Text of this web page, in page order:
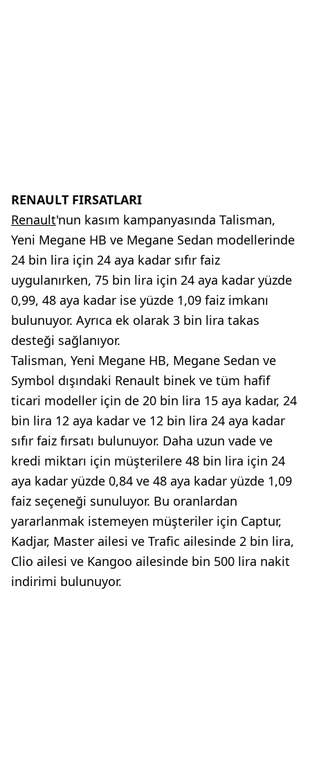
RENAULT FIRSATLARI
Renault'nun kasım kampanyasında Talisman,
Yeni Megane HB ve Megane Sedan modellerinde
24 bin lira için 24 aya kadar sıfır faiz
uygulanırken, 75 bin lira için 24 aya kadar yüzde
0,99, 48 aya kadar ise yüzde 1,09 faiz imkanı
bulunuyor. Ayrıca ek olarak 3 bin lira takas
desteği sağlanıyor.
Talisman, Yeni Megane HB, Megane Sedan ve
Symbol dışındaki Renault binek ve tüm hafif
ticari modeller için de 20 bin lira 15 aya kadar, 24
bin lira 12 aya kadar ve 12 bin lira 24 aya kadar
sıfır faiz fırsatı bulunuyor. Daha uzun vade ve
kredi miktarı için müşterilere 48 bin lira için 24
aya kadar yüzde 0,84 ve 48 aya kadar yüzde 1,09
faiz seçeneği sunuluyor. Bu oranlardan
yararlanmak istemeyen müşteriler için Captur,
Kadjar, Master ailesi ve Trafic ailesinde 2 bin lira,
Clio ailesi ve Kangoo ailesinde bin 500 lira nakit
indirimi bulunuyor.